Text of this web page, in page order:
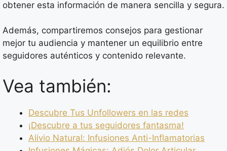
obtener esta información de manera sencilla y segura.
Además, compartiremos consejos para gestionar
mejor tu audiencia y mantener un equilibrio entre
seguidores auténticos y contenido relevante.
Vea también:
Descubre Tus Unfollowers en las redes
¡Descubre a tus seguidores fantasma!
Alivio Natural: Infusiones Anti-Inflamatorias